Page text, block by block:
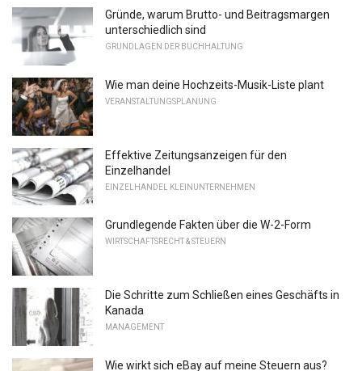
Gründe, warum Brutto- und Beitragsmargen
unterschiedlich sind
GRUNDLAGEN DER BUCHHALTUNG
Wie man deine Hochzeits-Musik-Liste plant
VERANSTALTUNGSPLANUNG
Effektive Zeitungsanzeigen für den
Einzelhandel
EINZELHANDEL KLEINUNTERNEHMEN
Grundlegende Fakten über die W-2-Form
WIRTSCHAFTSRECHT & STEUERN
Die Schritte zum Schließen eines Geschäfts in
Kanada
MANAGEMENT
Wie wirkt sich eBay auf meine Steuern aus?